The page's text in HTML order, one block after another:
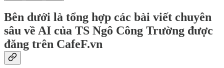
Bên dưới là tổng hợp các bài viết chuyên
sâu về AI của TS Ngô Công Trường được
đăng trên CafeF.vn